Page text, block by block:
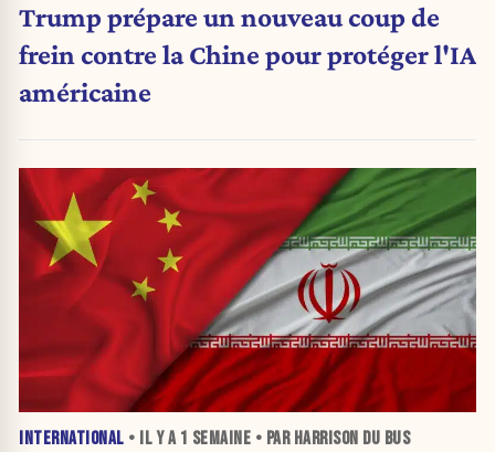
Trump prépare un nouveau coup de
frein contre la Chine pour protéger l'IA
américaine
INTERNATIONAL • IL Y A 1 SEMAINE • PAR HARRISON DU BUS